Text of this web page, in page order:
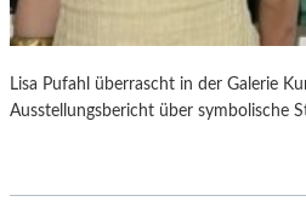
Lisa Pufahl überrascht in der Galerie
Ausstellungsbericht über symbolische